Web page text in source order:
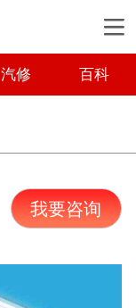
汽修 百科
我要咨询